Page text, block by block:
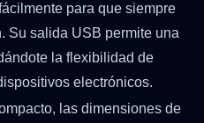
para que siempre
Su salida USB permite una
la flexibilidad de
electrónicos.
las dimensiones de